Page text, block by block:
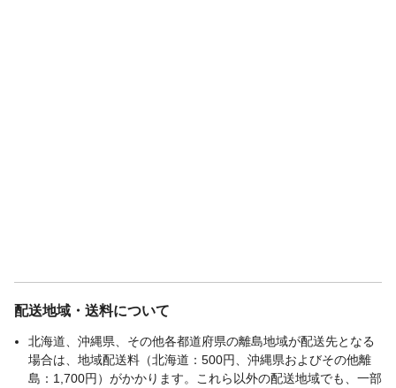
配送地域・送料について
北海道、沖縄県、その他各都道府県の離島地域が配送先となる
場合は、地域配送料（北海道：500円、沖縄県およびその他離
島：1,700円）がかかります。これら以外の配送地域でも、一部